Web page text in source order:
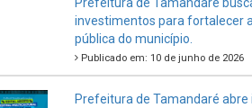
investimentos para fortalecer
pública do município.
Publicado em: 10 de junho de 2026
Prefeitura de Tamandaré abre